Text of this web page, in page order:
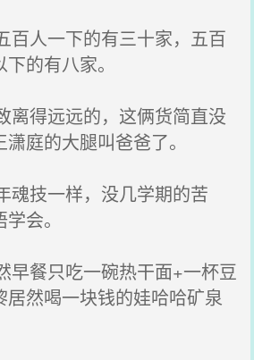
人一下的有三十家，五百
的有八家。
得远远的，这俩货简直没
庭的大腿叫爸爸了。
技一样，没几学期的苦
会。
餐只吃一碗热干面+一杯豆
居然喝一块钱的娃哈哈矿泉